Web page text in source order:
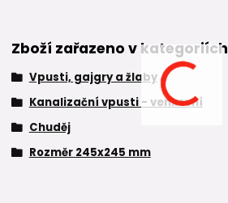
Zboží zařazeno v kategoriích
Vpusti, gajgry a žlaby
Kanalizační vpusti - venkovní
Chuděj
Rozměr 245x245 mm